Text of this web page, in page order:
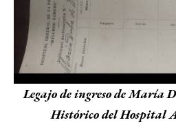
Legajo de ingreso de María
Histórico del Hospital